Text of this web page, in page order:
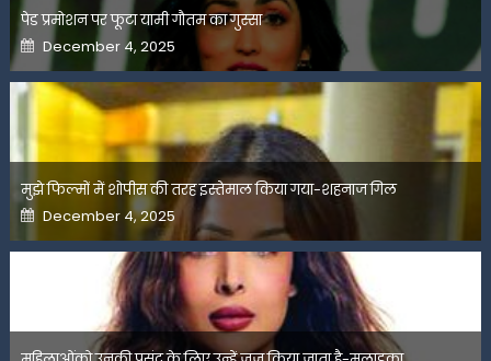
पेड प्रमोशन पर फूटा यामी गौतम का गुस्सा
Posted
on
December 4, 2025
मुझे फिल्मों में शोपीस की तरह इस्तेमाल किया गया-शहनाज गिल
Posted
on
December 4, 2025